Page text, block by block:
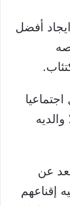
أفضل
والديه
عن
إقناعهم